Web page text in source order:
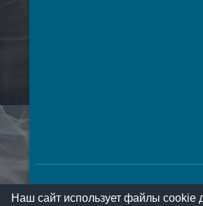
Наш сайт использует файлы cookie